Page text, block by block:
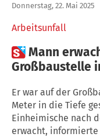
Arbeitsunfall
Donnerstag, 22. Mai 2025
Mann
Großbaustelle
Er war auf der
Meter in die Tiefe
Einheimische nach
erwacht,